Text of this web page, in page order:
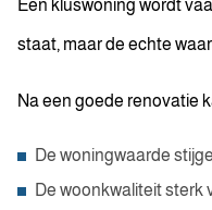
Een kluswoning wordt
staat, maar de echte
Na een goede renovatie
De woningwaarde
De woonkwaliteit sterk